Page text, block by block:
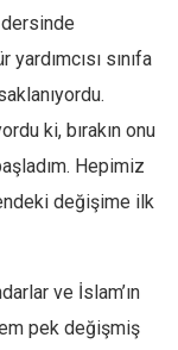
sınıfa
ki, bırakın onu
Hepimiz
değişime ilk
ve İslam’ın
pek değişmiş